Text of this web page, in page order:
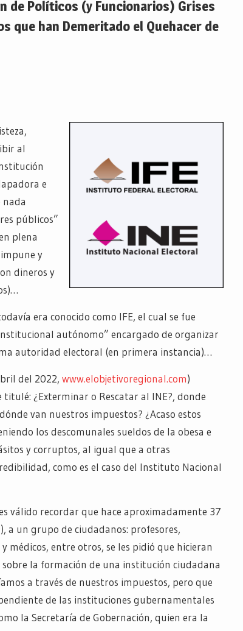
de Políticos (y Funcionarios) Grises
que han Demeritado el Quehacer de
al
e
nada
públicos”
plena
y
dineros y
era conocido como IFE, el cual se fue
autónomo” encargado de organizar
autoridad electoral (en primera instancia)…
del 2022, www.elobjetivoregional.com)
¿Exterminar o Rescatar al INE?, donde
van nuestros impuestos? ¿Acaso estos
los descomunales sueldos de la obesa e
y corruptos, al igual que a otras
como es el caso del Instituto Nacional
válido recordar que hace aproximadamente 37
a un grupo de ciudadanos: profesores,
y médicos, entre otros, se les pidió que hicieran
la formación de una institución ciudadana
a través de nuestros impuestos, pero que
de las instituciones gubernamentales
la Secretaría de Gobernación, quien era la